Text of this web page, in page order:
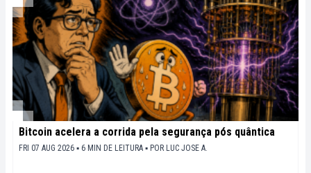
Bitcoin acelera a corrida pela segurança pós quântica
FRI 07 AUG 2026 ▪ 6 MIN DE LEITURA ▪ POR LUC JOSE A.